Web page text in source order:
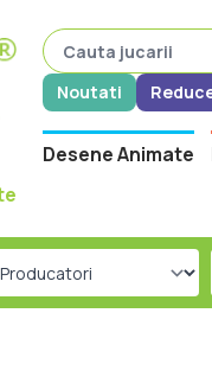
Noutati
Desene Animate